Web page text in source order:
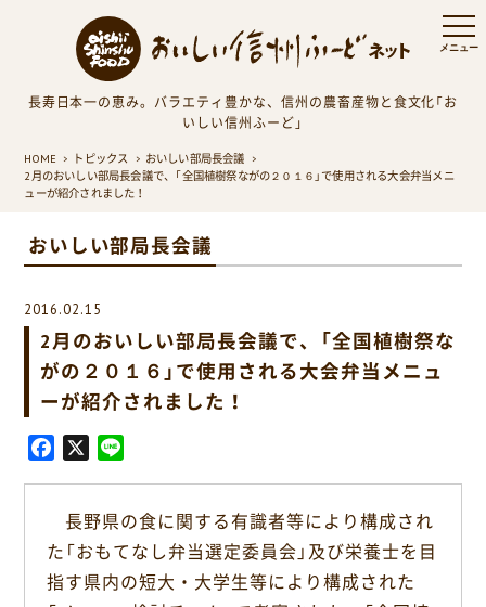
長寿日本一の恵み。バラエティ豊かな、信州の農畜産物と食文化「お
いしい信州ふーど」
HOME トピックス
おいしい部局長会議
2月のおいしい部局長会議で、「全国植樹祭ながの２０１６」で使用される大会弁当メニ
ューが紹介されました！
おいしい部局長会議
2016.02.15
2月のおいしい部局長会議で、「全国植樹祭な
がの２０１６」で使用される大会弁当メニュ
ーが紹介されました！
b
o
X
e
長野県の食に関する有識者等により構成され
た「おもてなし弁当選定委員会」及び栄養士を目
指す県内の短大・大学生等により構成された